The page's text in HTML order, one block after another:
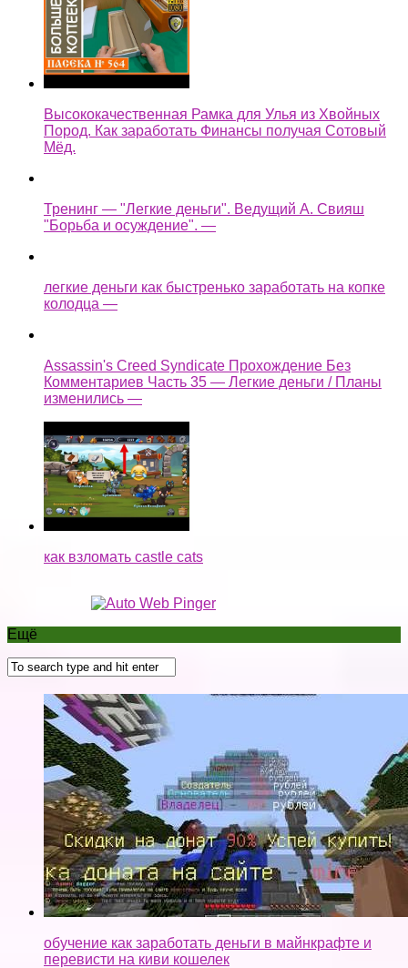
Высококачественная Рамка для Улья из Хвойных
Пород. Как заработать Финансы получая Сотовый
Мёд.
Тренинг — "Легкие деньги". Ведущий А. Свияш
"Борьба и осуждение". —
легкие деньги как быстренько заработать на копке
колодца —
Assassin's Creed Syndicate Прохождение Без
Комментариев Часть 35 — Легкие деньги / Планы
изменились —
как взломать castle cats
Ещё
обучение как заработать деньги в майнкрафте и
перевисти на киви кошелек